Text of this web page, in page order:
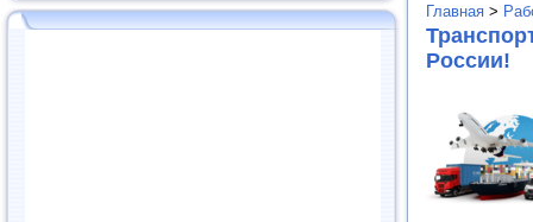
Главная >
России!